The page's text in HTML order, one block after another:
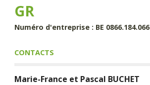
GR
Numéro d'entreprise : BE 0866.184.066
CONTACTS
Marie-France et Pascal BUCHET